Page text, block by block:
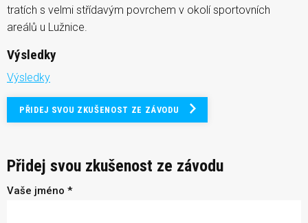
tratích s velmi střídavým povrchem v okolí sportovních
areálů u Lužnice.
Výsledky
Výsledky
PŘIDEJ SVOU ZKUŠENOST ZE ZÁVODU
Přidej svou zkušenost ze závodu
Vaše jméno *